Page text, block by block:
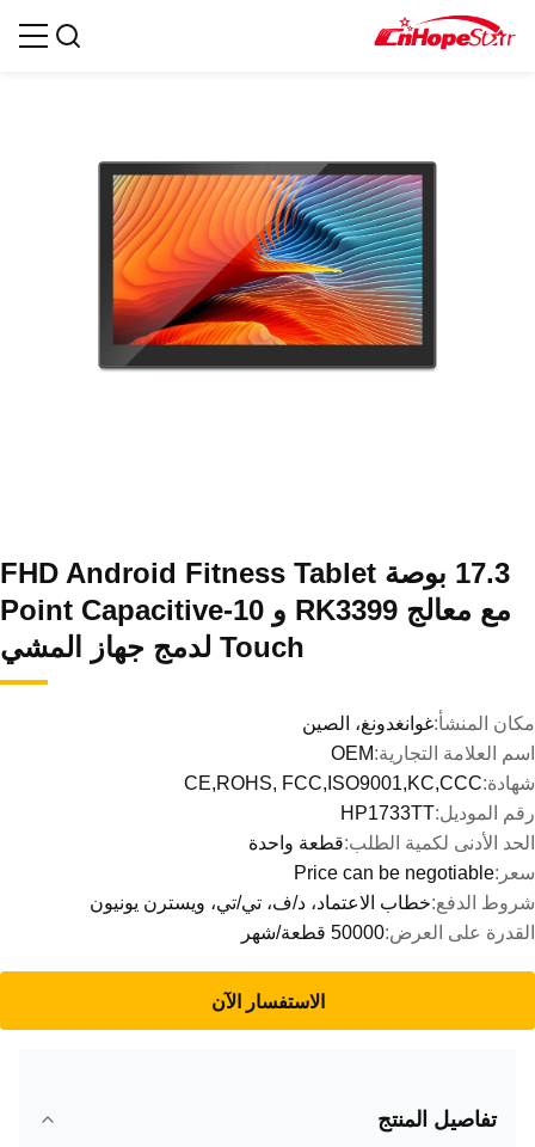
17.3 بوصة FHD Android Fitness Tablet
مع معالج RK3399 و 10-Point Capacitive
Touch لدمج جهاز المشي
مكان المنشأ:غوانغدونغ، الصين
اسم العلامة التجارية:OEM
شهادة:CE,ROHS, FCC,ISO9001,KC,CCC
رقم الموديل:HP1733TT
الحد الأدنى لكمية الطلب:قطعة واحدة
سعر:Price can be negotiable
شروط الدفع:خطاب الاعتماد، د/ف، تي/تي، ويسترن يونيون
القدرة على العرض:50000 قطعة/شهر
الاستفسار الآن
تفاصيل المنتج